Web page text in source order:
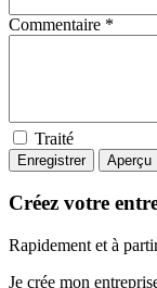
Commentaire *
Traité
Créez votre
Rapidement et à
Je crée mon